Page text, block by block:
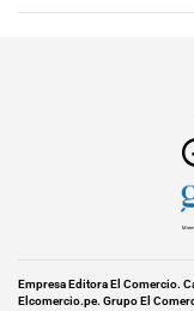
Empresa Editora El Comercio.
Elcomercio.pe. Grupo El